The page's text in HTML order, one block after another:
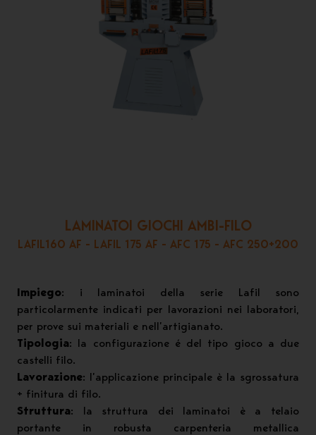
LAMINATOI GIOCHI AMBI-FILO
LAFIL160 AF - LAFIL 175 AF - AFC 175 - AFC 250+200
Impiego: i laminatoi della serie Lafil sono
particolarmente indicati per lavorazioni nei laboratori,
per prove sui materiali e nell’artigianato.
Tipologia: la configurazione é del tipo gioco a due
castelli filo.
Lavorazione: l’applicazione principale è la sgrossatura
+ finitura di filo.
Struttura: la struttura dei laminatoi è a telaio
portante in robusta carpenteria metallica